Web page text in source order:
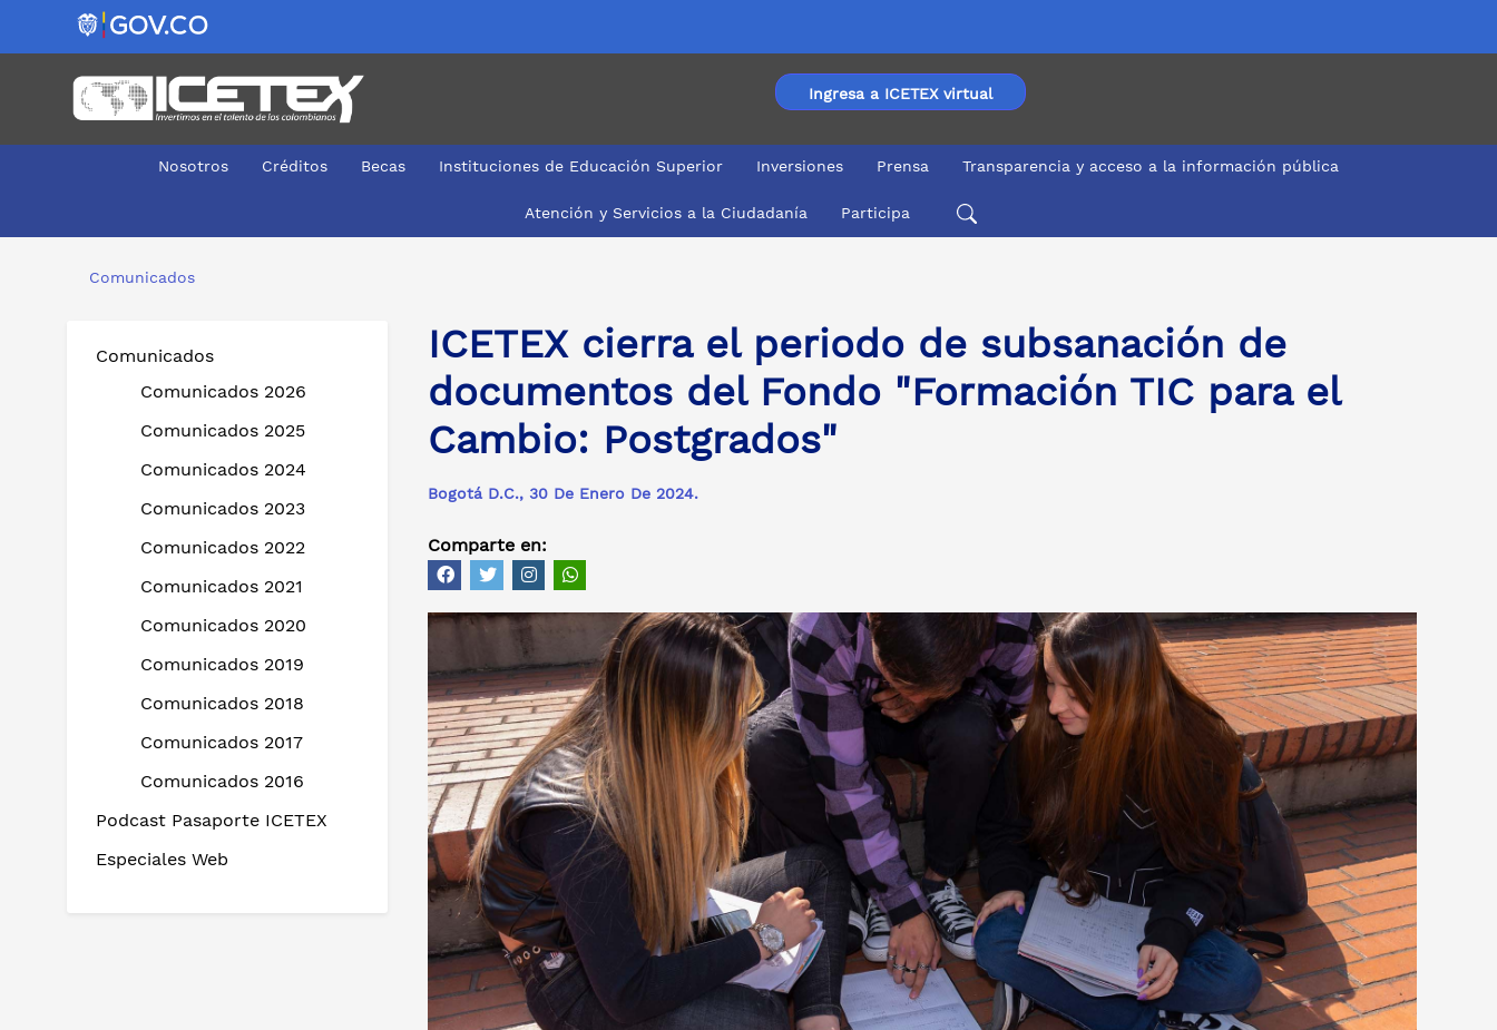
Ingresa a ICETEX virtual
Nosotros Créditos Becas Instituciones de Educación Superior Inversiones Prensa Transparencia y acceso a la información pública
Atención y Servicios a la Ciudadanía Participa
Comunicados
Comunicados
Comunicados 2026
Comunicados 2025
Comunicados 2024
Comunicados 2023
Comunicados 2022
Comunicados 2021
Comunicados 2020
Comunicados 2019
Comunicados 2018
Comunicados 2017
Comunicados 2016
Podcast Pasaporte ICETEX
Especiales Web
ICETEX cierra el periodo de subsanación de
documentos del Fondo "Formación TIC para el
Cambio: Postgrados"
Bogotá D.C., 30 De Enero De 2024.
Comparte en: